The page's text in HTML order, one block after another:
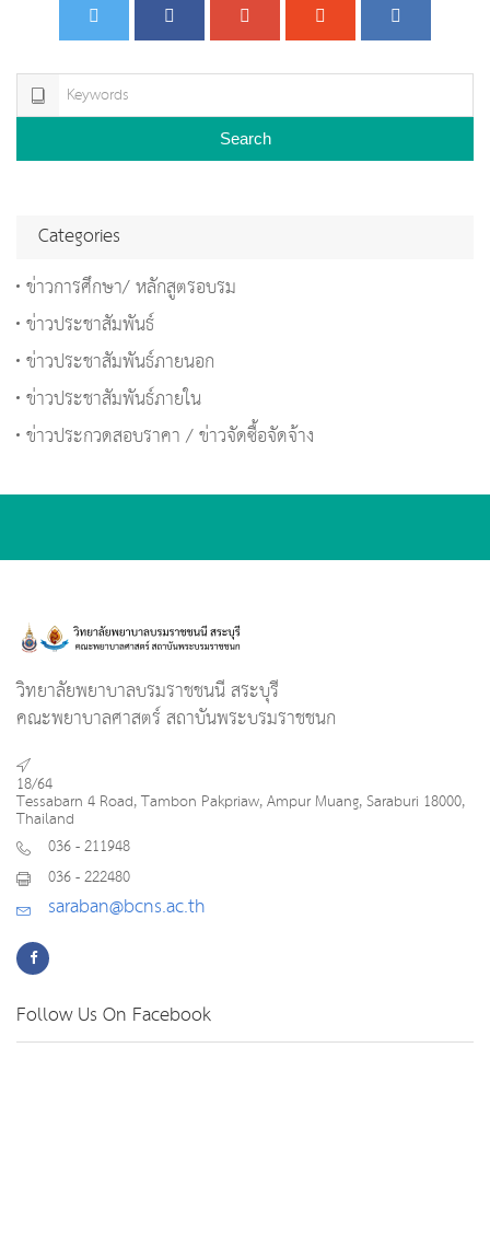
Search
Categories
ข่าวการศึกษา/ หลักสูตรอบรม
ข่าวประชาสัมพันธ์
ข่าวประชาสัมพันธ์ภายนอก
ข่าวประชาสัมพันธ์ภายใน
ข่าวประกวดสอบราคา / ข่าวจัดซื้อจัดจ้าง
วิทยาลัยพยาบาลบรมราชชนนี สระบุรี
คณะพยาบาลศาสตร์ สถาบันพระบรมราชชนก
18/64
Tessabarn 4 Road, Tambon Pakpriaw, Ampur Muang, Saraburi 18000,
Thailand
036 - 211948
036 - 222480
saraban@bcns.ac.th
Follow Us On Facebook